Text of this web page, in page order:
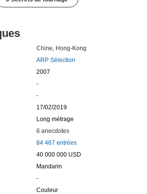
Chine Hong-Kong
ARP Sélection
2007
-
-
17/02/2019
Long métrage
6 anecdotes
84 467 entrées
40 000 000 USD
Mandarin
-
Couleur